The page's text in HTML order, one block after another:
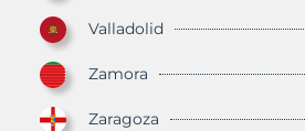
Valladolid
Zamora
Zaragoza